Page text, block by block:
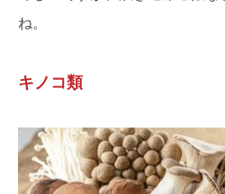
ね。
キノコ類